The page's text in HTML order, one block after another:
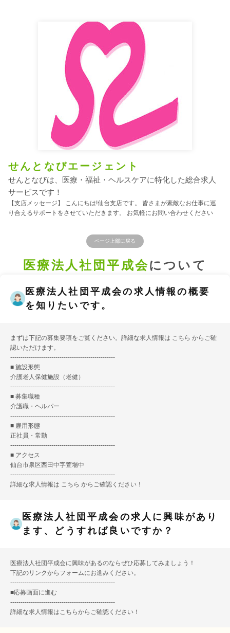
せんとなびエージェント
せんとなびは、医療・福祉・ヘルスケアに特化した総合求人
サービスです！
【支店メッセージ】 こんにちは!仙台支店です。 皆さまが素敵なお仕事に巡
り合えるサポートをさせていただきます。 お気軽にお問い合わせください
ページ上部に戻る
医療法人社団平成会について
医療法人社団平成会の求人情報の概要
を知りたいです。
まずは下記の募集要項をご覧ください。詳細な求人情報は こちら からご確
認いただけます。
---------------------------------------------------
■ 施設形態
介護老人保健施設（老健）
---------------------------------------------------
■ 募集職種
介護職・ヘルパー
---------------------------------------------------
■ 雇用形態
正社員・常勤
---------------------------------------------------
■ アクセス
仙台市泉区西田中字萱場中
---------------------------------------------------
詳細な求人情報は こちら からご確認ください！
医療法人社団平成会の求人に興味があり
ます、どうすれば良いですか？
医療法人社団平成会に興味があるのならぜひ応募してみましょう！
下記のリンクからフォームにお進みください。
---------------------------------------------------
■応募画面に進む
---------------------------------------------------
詳細な求人情報はこちらからご確認ください！